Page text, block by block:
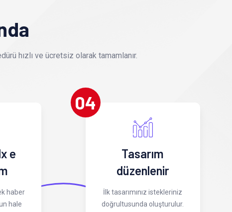
hızlı ve ücretsiz olarak tamamlanır.
e
haber
hale
04
Tasarım
düzenlenir
İlk tasarımınız istekleriniz
doğrultusunda oluşturulur.